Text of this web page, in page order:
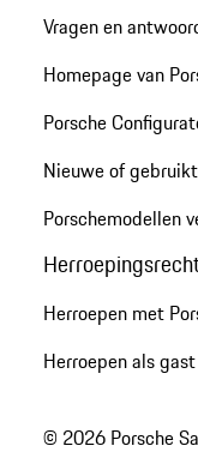
Vragen en
Homepage van
Porsche
Nieuwe of
Porschemodellen
Herroepen met
Herroepen als gast
© 2026 Porsche